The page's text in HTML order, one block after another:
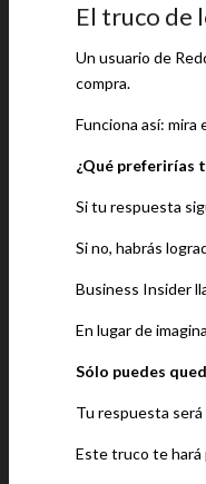
El truco de
Un usuario de
compra.
Funciona así:
¿Qué preferirías
Si tu respuesta
Si no, habrás
Business Insider
En lugar de
Sólo puedes
Tu respuesta
Este truco te hará